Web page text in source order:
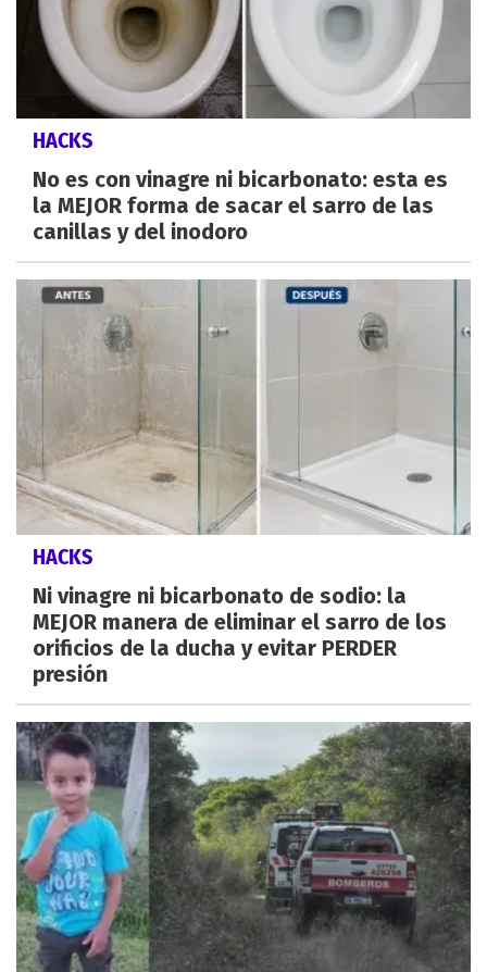
HACKS
No es con vinagre ni bicarbonato: esta es
la MEJOR forma de sacar el sarro de las
canillas y del inodoro
HACKS
Ni vinagre ni bicarbonato de sodio: la
MEJOR manera de eliminar el sarro de los
orificios de la ducha y evitar PERDER
presión